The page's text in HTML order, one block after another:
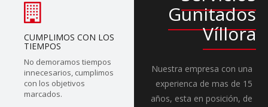
CUMPLIMOS CON LOS
TIEMPOS
No demoramos tiempos
innecesarios, cumplimos
con los objetivos
marcados.
Gunitados
Víllora
Nuestra empresa con una
experienca de mas de 15
años, esta en posición, de